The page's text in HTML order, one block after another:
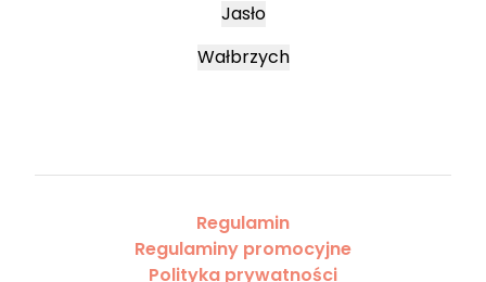
Jasło
Wałbrzych
Regulamin
Regulaminy promocyjne
Polityka prywatności